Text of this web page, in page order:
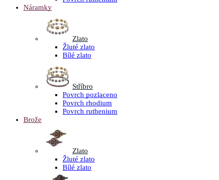
Náramky
Zlato
Žluté zlato
Bílé zlato
Stříbro
Povrch pozlaceno
Povrch rhodium
Povrch ruthenium
Brože
Zlato
Žluté zlato
Bílé zlato